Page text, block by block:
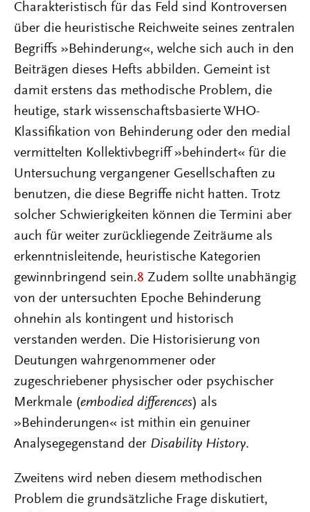
Charakteristisch für das Feld sind Kontroversen
über die heuristische Reichweite seines zentralen
Begriffs »Behinderung«, welche sich auch in den
Beiträgen dieses Hefts abbilden. Gemeint ist
damit erstens das methodische Problem, die
heutige, stark wissenschaftsbasierte WHO-
Klassifikation von Behinderung oder den medial
vermittelten Kollektivbegriff »behindert« für die
Untersuchung vergangener Gesellschaften zu
benutzen, die diese Begriffe nicht hatten. Trotz
solcher Schwierigkeiten können die Termini aber
auch für weiter zurückliegende Zeiträume als
erkenntnisleitende, heuristische Kategorien
gewinnbringend sein.8 Zudem sollte unabhängig
von der untersuchten Epoche Behinderung
ohnehin als kontingent und historisch
verstanden werden. Die Historisierung von
Deutungen wahrgenommener oder
zugeschriebener physischer oder psychischer
Merkmale (embodied differences) als
»Behinderungen« ist mithin ein genuiner
Analysegegenstand der Disability History.
Zweitens wird neben diesem methodischen
Problem die grundsätzliche Frage diskutiert,